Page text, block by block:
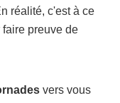
réalité, c'est à ce
preuve de
vers vous